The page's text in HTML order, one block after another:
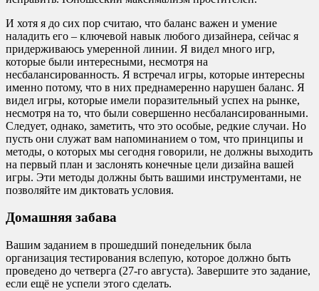
И хотя я до сих пор считаю, что баланс важен и умение
наладить его – ключевой навык любого дизайнера, сейчас я
придерживаюсь умеренной линии. Я видел много игр,
которые были интересными, несмотря на
несбалансированность. Я встречал игры, которые интересны
именно потому, что в них преднамеренно нарушен баланс. Я
видел игры, которые имели поразительный успех на рынке,
несмотря на то, что были совершенно несбалансированными.
Следует, однако, заметить, что это особые, редкие случаи. Но
пусть они служат вам напоминанием о том, что принципы и
методы, о которых мы сегодня говорили, не должны выходить
на первый план и заслонять конечные цели дизайна вашей
игры. Эти методы должны быть вашими инструментами, не
позволяйте им диктовать условия.
Домашняя забава
Вашим заданием в прошедший понедельник была
организация тестирования вслепую, которое должно быть
проведено до четверга (27-го августа). Завершите это задание,
если ещё не успели этого сделать.